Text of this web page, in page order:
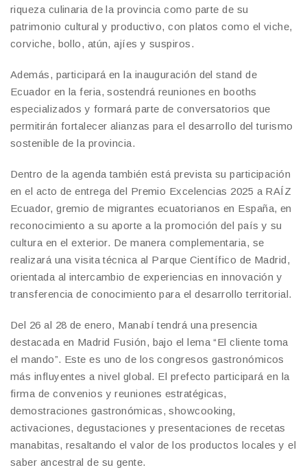
riqueza culinaria de la provincia como parte de su
patrimonio cultural y productivo, con platos como el viche,
corviche, bollo, atún, ajíes y suspiros.
Además, participará en la inauguración del stand de
Ecuador en la feria, sostendrá reuniones en booths
especializados y formará parte de conversatorios que
permitirán fortalecer alianzas para el desarrollo del turismo
sostenible de la provincia.
Dentro de la agenda también está prevista su participación
en el acto de entrega del Premio Excelencias 2025 a RAÍZ
Ecuador, gremio de migrantes ecuatorianos en España, en
reconocimiento a su aporte a la promoción del país y su
cultura en el exterior. De manera complementaria, se
realizará una visita técnica al Parque Científico de Madrid,
orientada al intercambio de experiencias en innovación y
transferencia de conocimiento para el desarrollo territorial.
Del 26 al 28 de enero, Manabí tendrá una presencia
destacada en Madrid Fusión, bajo el lema “El cliente toma
el mando”. Este es uno de los congresos gastronómicos
más influyentes a nivel global. El prefecto participará en la
firma de convenios y reuniones estratégicas,
demostraciones gastronómicas, showcooking,
activaciones, degustaciones y presentaciones de recetas
manabitas, resaltando el valor de los productos locales y el
saber ancestral de su gente.